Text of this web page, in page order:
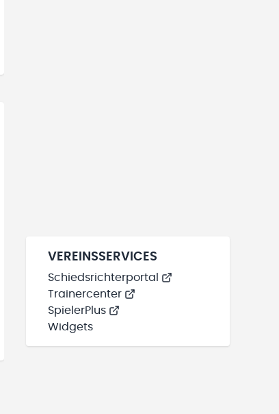
VEREINSSERVICES
Schiedsrichterportal
Trainercenter
SpielerPlus
Widgets